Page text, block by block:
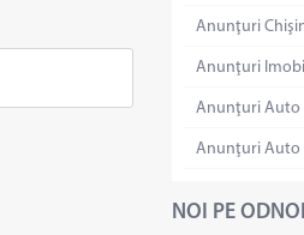
Anunţuri
Anunţuri
Anunţuri Auto
Anunţuri Auto
NOI PE